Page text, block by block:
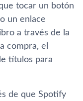
tocar un botón
un enlace
a través de la
compra, el
títulos para
de que Spotify